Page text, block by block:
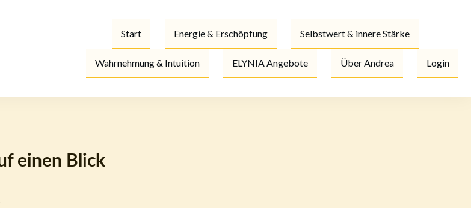
Start Energie & Erschöpfung Selbstwert & innere Stärke
Wahrnehmung & Intuition ELYNIA Angebote Über Andrea Login
einen Blick